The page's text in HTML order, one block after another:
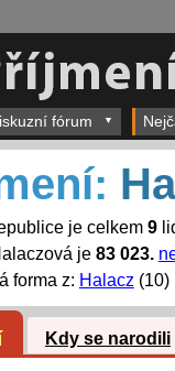
fórum
je celkem 9
je 83 023.
forma z: Halacz (10)
Kdy se narodili